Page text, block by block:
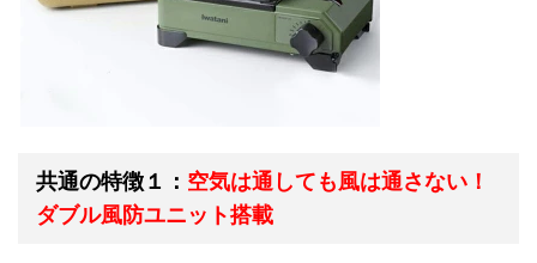
共通の特徴１： 空気は通しても風は通さない！
ダブル風防ユニット搭載